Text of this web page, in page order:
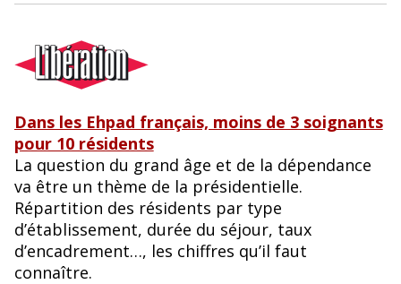
Dans les Ehpad français, moins de 3 soignants
pour 10 résidents
La question du grand âge et de la dépendance
va être un thème de la présidentielle.
Répartition des résidents par type
d’établissement, durée du séjour, taux
d’encadrement…, les chiffres qu’il faut
connaître.